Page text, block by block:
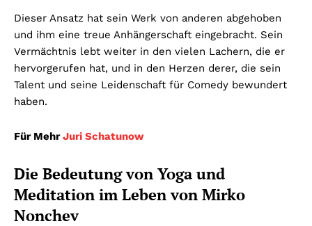
Dieser Ansatz hat sein Werk von anderen abgehoben
und ihm eine treue Anhängerschaft eingebracht. Sein
Vermächtnis lebt weiter in den vielen Lachern, die er
hervorgerufen hat, und in den Herzen derer, die sein
Talent und seine Leidenschaft für Comedy bewundert
haben.
Für MehrJuri Schatunow
Die Bedeutung von Yoga und
Meditation im Leben von Mirko
Nonchev